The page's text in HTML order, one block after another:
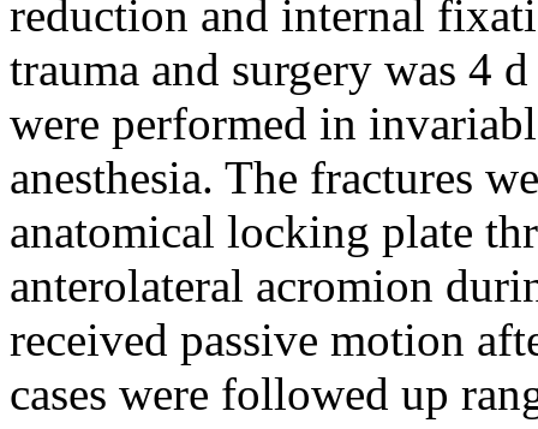
reduction and internal
trauma and surgery was 4
were performed in
anesthesia. The fractures
anatomical locking plate
anterolateral acromion
received passive motion
cases were followed up